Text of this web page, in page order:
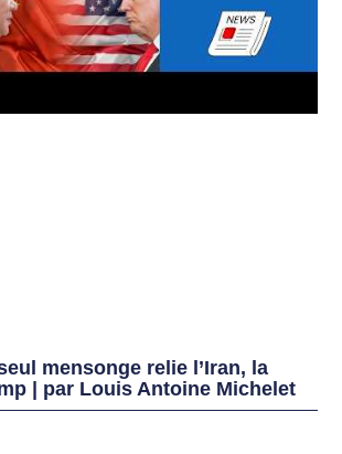
mensonge relie l’Iran, la
| par Louis Antoine Michelet